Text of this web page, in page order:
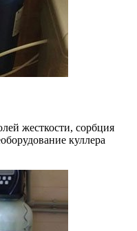
жесткости, сорбция
куллера